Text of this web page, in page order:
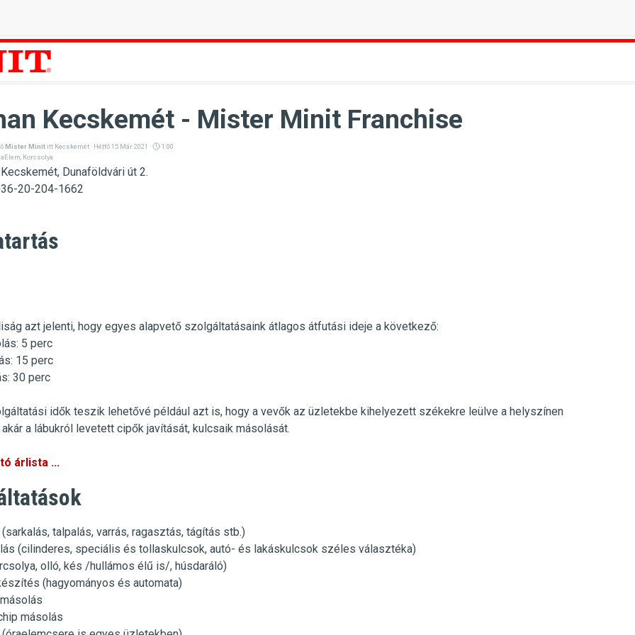
Kecskemét - Mister Minit Franchise
Mister Minit itt Kecskemét · Hétfő 15 Már 2021 ·
1:00
Korcsolya
Dunaföldvári út 2.
20-204-1662
azt jelenti, hogy egyes alapvető szolgáltatásaink átlagos átfutási ideje a következő:
: 5 perc
: 15 perc
: 30 perc
idők teszik lehetővé például azt is, hogy a vevők az üzletekbe kihelyezett székekre leülve a helyszínen
a lábukról levetett cipők javítását, kulcsaik másolását.
árlista ...
talpalás, varrás, ragasztás, tágítás stb.)
(cilinderes, speciális és tollaskulcsok, autó- és lakáskulcsok széles választéka)
olló, kés /hullámos élű is/, húsdaráló)
(hagyományos és automata)
másolás